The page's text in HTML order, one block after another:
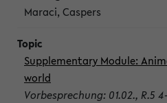
Maraci, Caspers
Supplementary Module:
world
Vorbesprechung: 01.02., R.5